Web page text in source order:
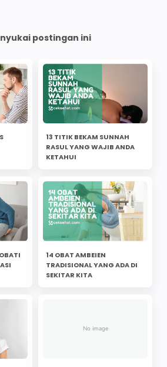
postingan ini
13 TITIK BEKAM SUNNAH
RASUL YANG WAJIB ANDA
KETAHUI
14 OBAT AMBEIEN
TRADISIONAL YANG ADA DI
SEKITAR KITA